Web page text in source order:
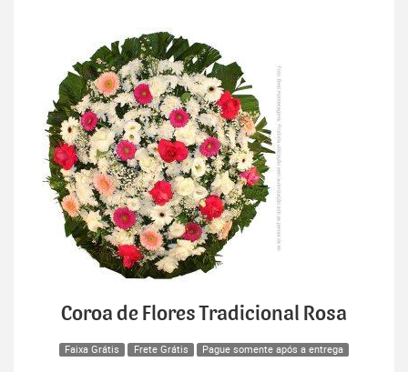
Coroa de Flores Tradicional Rosa
Faixa Grátis Frete Grátis Pague somente após a entrega